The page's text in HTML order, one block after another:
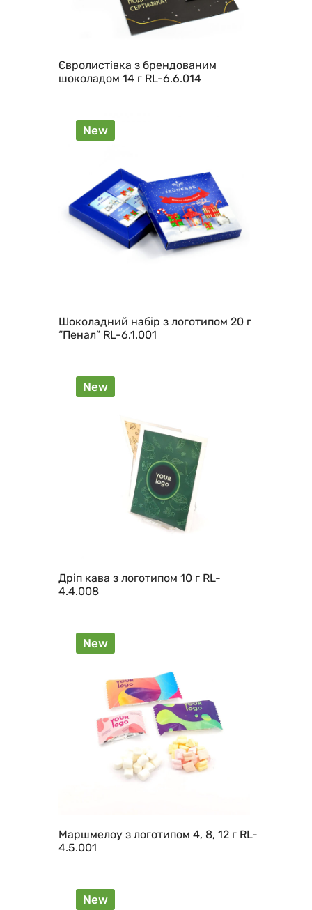
Євролистівка з брендованим
шоколадом 14 г RL-6.6.014
New
Шоколадний набір з логотипом 20 г
“Пенал” RL-6.1.001
New
Дріп кава з логотипом 10 г RL-
4.4.008
New
Маршмелоу з логотипом 4, 8, 12 г RL-
4.5.001
New